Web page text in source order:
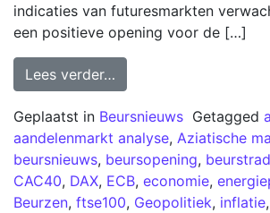
indicaties van futuresmarkten
een positieve opening voor de […]
Lees verder…
Geplaatst in Beursnieuws Getagged
aandelenmarkt analyse, Aziatische
beursnieuws, beursopening,
CAC40, DAX, ECB, economie,
Beurzen, ftse100, Geopolitiek, inflatie,